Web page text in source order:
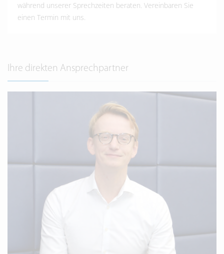
während unserer Sprechzeiten beraten. Vereinbaren Sie
einen Termin mit uns.
Ihre direkten Ansprechpartner